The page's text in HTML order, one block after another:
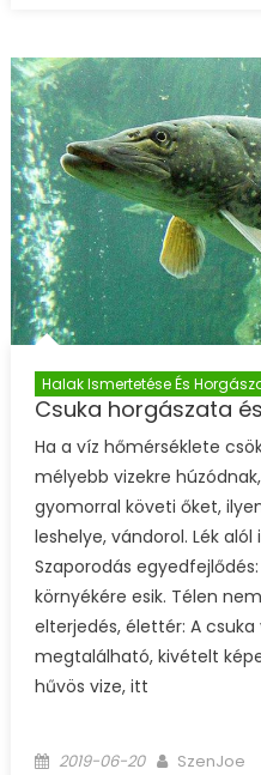
Halak Ismertetése És
Csuka horgászata
Ha a víz hőmérséklete
mélyebb vizekre
gyomorral követi őket,
leshelye, vándorol. Lék
Szaporodás
környékére esik. Télen
elterjedés, élettér: A
megtalálható, kivételt
hűvös vize, itt
Posted on
2019-06-20 Author
SzenJoe